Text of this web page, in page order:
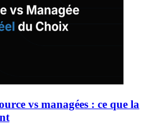
vs managées : ce que la